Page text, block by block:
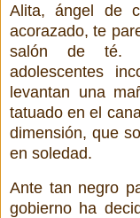
Alita, ángel de
acorazado, te
salón de té.
adolescentes
levantan una
tatuado en el
dimensión, que
en soledad.
Ante tan negro
gobierno ha